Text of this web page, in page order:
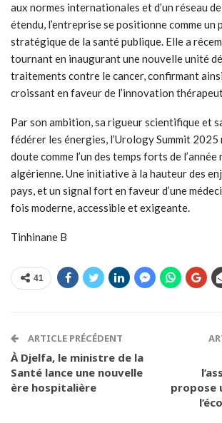
aux normes internationales et d’un réseau
étendu, l’entreprise se positionne comme un
stratégique de la santé publique. Elle a
tournant en inaugurant une nouvelle unité
traitements contre le cancer, confirmant
croissant en faveur de l’innovation
Par son ambition, sa rigueur scientifique et
fédérer les énergies, l’Urology Summit 2025
doute comme l’un des temps forts de l’année
algérienne. Une initiative à la hauteur des
pays, et un signal fort en faveur d’une
fois moderne, accessible et exigeante.
Tinhinane B
41
ARTICLE PRÉCÉDENT
À Djelfa, le ministre de la
Santé lance une nouvelle
ère hospitalière
propose